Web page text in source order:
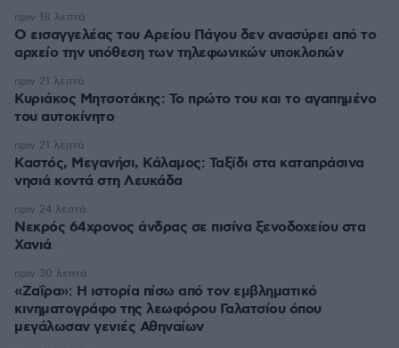
Ο εισαγγελέας του Αρείου Πάγου δεν ανασύρει από το
αρχείο την υπόθεση των τηλεφωνικών υποκλοπών
πριν 18 λεπτά
Κυριάκος Μητσοτάκης: Το πρώτο του και το αγαπημένο
του αυτοκίνητο
πριν 21 λεπτά
Καστός, Μεγανήσι, Κάλαμος: Ταξίδι στα καταπράσινα
νησιά κοντά στη Λευκάδα
πριν 21 λεπτά
Νεκρός 64χρονος άνδρας σε πισίνα ξενοδοχείου στα
Χανιά
πριν 24 λεπτά
«Ζαΐρα»: Η ιστορία πίσω από τον εμβληματικό
κινηματογράφο της λεωφόρου Γαλατσίου όπου
μεγάλωσαν γενιές Αθηναίων
πριν 30 λεπτά